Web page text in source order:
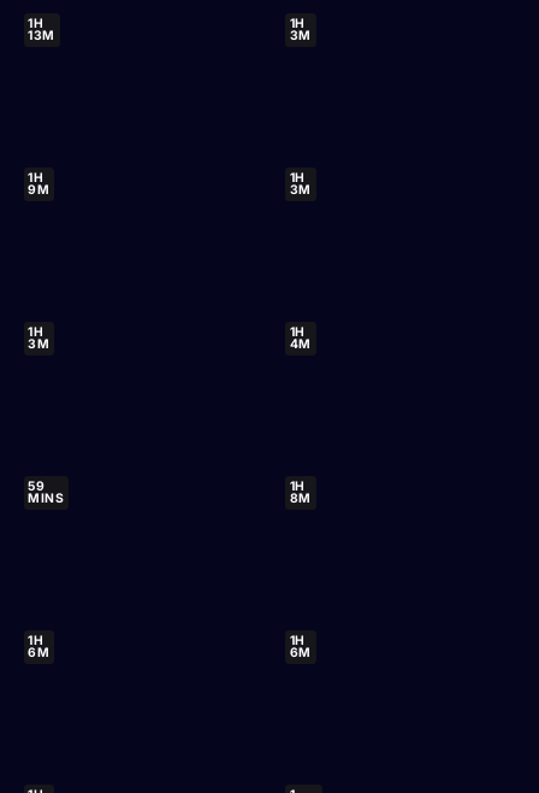
1H
13M
1H
3M
1H
9M
1H
3M
1H
3M
1H
4M
59
MINS
1H
8M
1H
6M
1H
6M